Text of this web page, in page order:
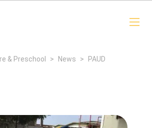
& Preschool > News > PAUD